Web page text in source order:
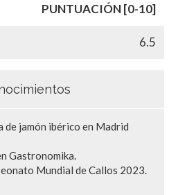
PUNTUACIÓN [0-10]
6.5
de jamón ibérico en Madrid
Gastronomika.
Mundial de Callos 2023.